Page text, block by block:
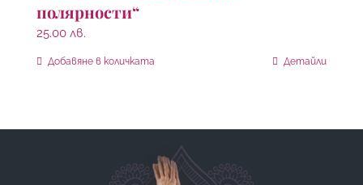
полярности“
25.00 лв.
Добавяне в количката Детайли